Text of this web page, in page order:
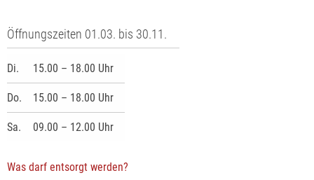
Öffnungszeiten 01.03. bis 30.11.
Di. 15.00 – 18.00 Uhr
Do. 15.00 – 18.00 Uhr
Sa. 09.00 – 12.00 Uhr
Was darf entsorgt werden?